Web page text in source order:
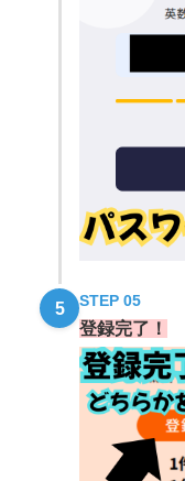
5 STEP 05
登録完了！